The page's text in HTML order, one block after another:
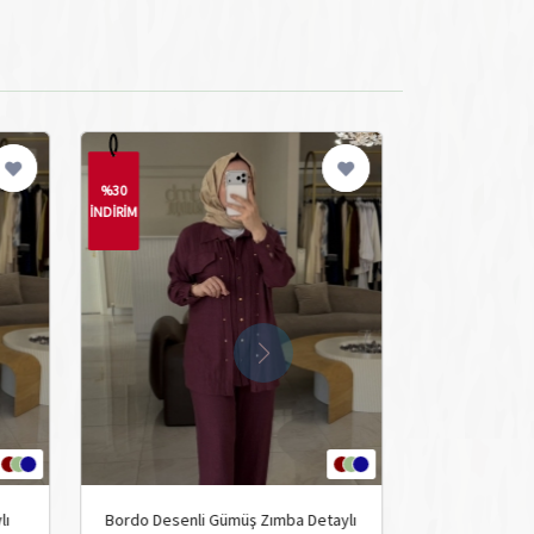
%30
İNDİRİM
Bordo Desenli Gümüş Zımba Detaylı